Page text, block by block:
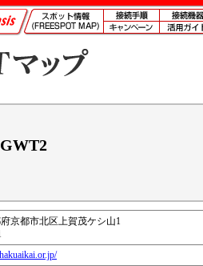
京都市北区上賀茂ケシ山1